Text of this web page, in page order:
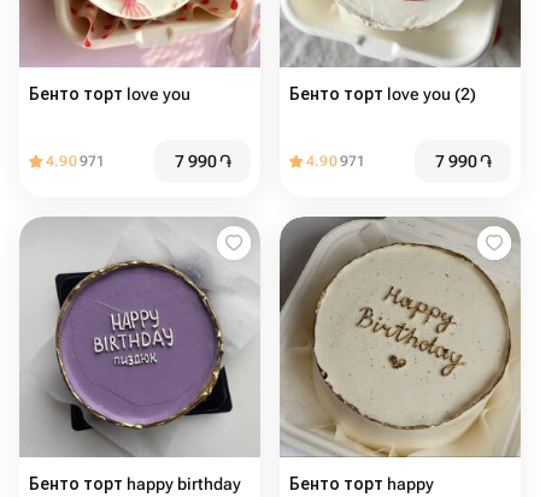
Бенто торт love you
4.90971 7 990֏
Бенто торт love you (2)
4.90971 7 990֏
Бенто торт happy birthday
Бенто торт happy